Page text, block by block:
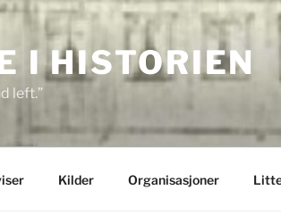
I HISTORIEN
left.”
Kilder Organisasjoner